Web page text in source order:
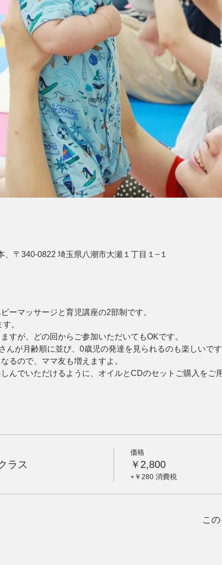
、〒340-0822 埼玉県八潮市大瀬１丁目１−１
ーマッサージと育児講座の2部制です。
。
が、どの回からご参加いただいてもOKです。
んが月齢順に並び、0歳児の発達を見られるのも楽しいです
るので、ママ友も増えますよ。
んでいただけるように、オイルとCDのセットご購入をご
ラス
価格
￥2,800
+￥280 消費税
こ